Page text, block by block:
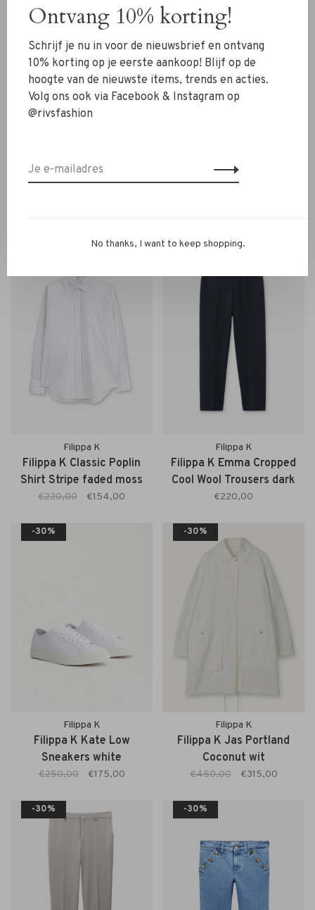
Filippa K
Filippa K Sasha Cool Wool
Filippa K
Filippa K Sasha Cool Wool
Filippa K
Filippa K Classic Poplin
Shirt Stripe faded moss
€220,00 €154,00
Filippa K
Filippa K Emma Cropped
Cool Wool Trousers dark
navy
€220,00
-30%
Filippa K
Filippa K Kate Low
Sneakers white
€250,00 €175,00
-30%
Filippa K
Filippa K Jas Portland
Coconut wit
€450,00 €315,00
-30% -30%
Ontvang 10% korting!
Schrijf je nu in voor de nieuwsbrief en ontvang
10% korting op je eerste aankoop! Blijf op de
hoogte van de nieuwste items, trends en acties.
Volg ons ook via Facebook & Instagram op
@rivsfashion
No thanks, I want to keep shopping.